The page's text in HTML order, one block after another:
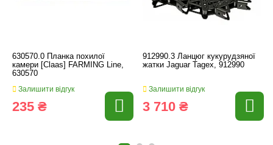
630570.0 Планка похилої
камери [Claas] FARMING Line,
630570
Залишити відгук
235 ₴
912990.3 Ланцюг кукурудзяної
жатки Jaguar Tagex, 912990
Залишити відгук
3 710 ₴